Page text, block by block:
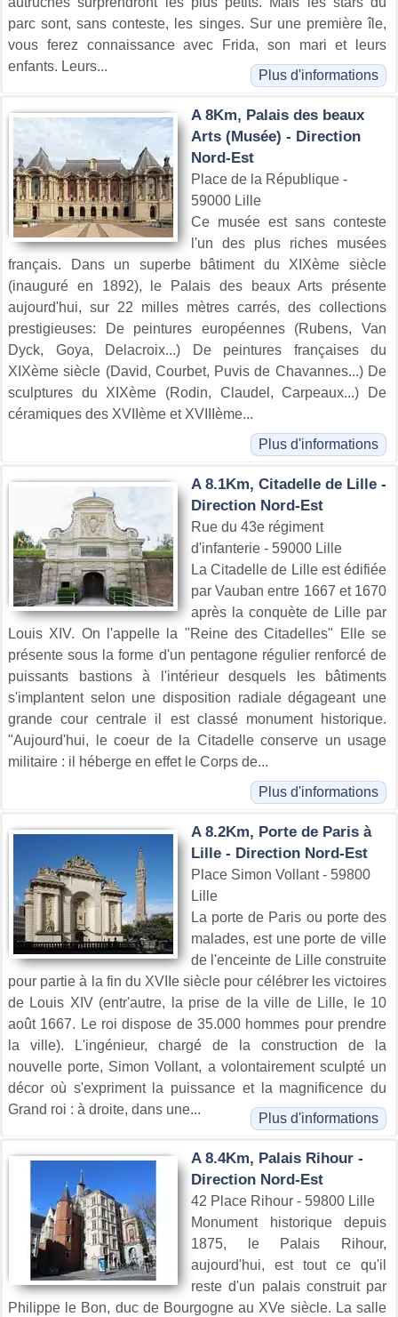
parc sont, sans conteste, les singes. Sur une première île,
vous ferez connaissance avec Frida, son mari et leurs
enfants. Leurs...
Plus d'informations
A 8Km, Palais des beaux
Arts (Musée) - Direction
Nord-Est
Place de la République -
59000 Lille
Ce musée est sans conteste
l'un des plus riches musées
français. Dans un superbe bâtiment du XIXème siècle
(inauguré en 1892), le Palais des beaux Arts présente
aujourd'hui, sur 22 milles mètres carrés, des collections
prestigieuses: De peintures européennes (Rubens, Van
Dyck, Goya, Delacroix...) De peintures françaises du
XIXème siècle (David, Courbet, Puvis de Chavannes...) De
sculptures du XIXème (Rodin, Claudel, Carpeaux...) De
céramiques des XVIIème et XVIIIème...
Plus d'informations
A 8.1Km, Citadelle de Lille -
Direction Nord-Est
Rue du 43e régiment
d'infanterie - 59000 Lille
La Citadelle de Lille est édifiée
par Vauban entre 1667 et 1670
après la conquète de Lille par
Louis XIV. On l'appelle la "Reine des Citadelles" Elle se
présente sous la forme d'un pentagone régulier renforcé de
puissants bastions à l'intérieur desquels les bâtiments
s'implantent selon une disposition radiale dégageant une
grande cour centrale il est classé monument historique.
"Aujourd'hui, le coeur de la Citadelle conserve un usage
militaire : il héberge en effet le Corps de...
Plus d'informations
A 8.2Km, Porte de Paris à
Lille - Direction Nord-Est
Place Simon Vollant - 59800
Lille
La porte de Paris ou porte des
malades, est une porte de ville
de l'enceinte de Lille construite
pour partie à la fin du XVIIe siècle pour célébrer les victoires
de Louis XIV (entr'autre, la prise de la ville de Lille, le 10
août 1667. Le roi dispose de 35.000 hommes pour prendre
la ville). L'ingénieur, chargé de la construction de la
nouvelle porte, Simon Vollant, a volontairement sculpté un
décor où s'expriment la puissance et la magnificence du
Grand roi : à droite, dans une...
Plus d'informations
A 8.4Km, Palais Rihour -
Direction Nord-Est
42 Place Rihour - 59800 Lille
Monument historique depuis
1875, le Palais Rihour,
aujourd'hui, est tout ce qu'il
reste d'un palais construit par
Philippe le Bon, duc de Bourgogne au XVe siècle. La salle